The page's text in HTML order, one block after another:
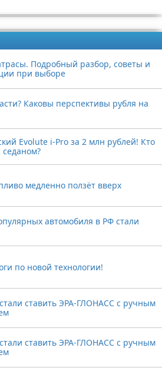
Подробный разбор, советы и
при выборе
Каковы перспективы рубля на
Evolute i-Pro за 2 млн рублей! Кто
медленно ползёт вверх
автомобиля в РФ стали
по новой технологии!
ставить ЭРА-ГЛОНАСС с ручным
ставить ЭРА-ГЛОНАСС с ручным